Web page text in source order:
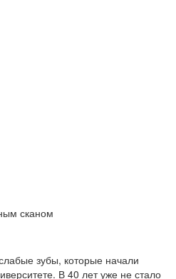
сканом
зубы, которые начали
В 40 лет уже не стало